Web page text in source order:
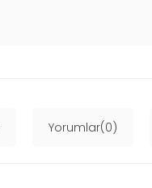
Yorumlar(0)